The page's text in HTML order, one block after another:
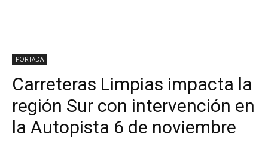
PORTADA
Carreteras Limpias impacta la
región Sur con intervención en
la Autopista 6 de noviembre